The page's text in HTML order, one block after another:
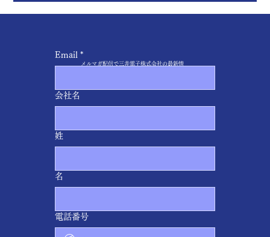
​メルマガ配信で三井電子株式会社の最新情
Email *
会社名
姓
名
電話番号